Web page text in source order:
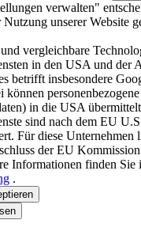
verwalten"
unserer Website
vergleichbare
in den USA und der
betrifft insbesondere
können
in die USA
sind nach dem EU
Für diese Unternehmen
der EU
Informationen finden Sie
.